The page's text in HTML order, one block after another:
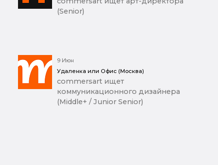
(Senior)
9 Июн
Удаленка или Офис (Москва)
commersart ищет
коммуникационного дизайнера
(Middle+ / Junior Senior)